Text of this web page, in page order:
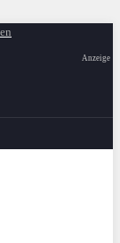
Anzeige